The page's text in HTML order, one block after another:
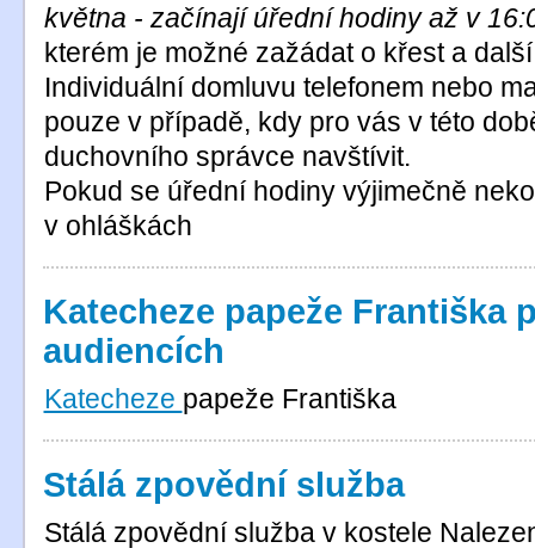
května - začínají úřední hodiny až v
kterém je možné zažádat o křest a
Individuální domluvu telefonem nebo
pouze v případě, kdy pro vás v této
duchovního správce navštívit.
Pokud se úřední hodiny výjimečně
v ohláškách
Katecheze papeže Františka
audiencích
Katecheze papeže Františka
Stálá zpovědní služba
Stálá zpovědní služba v kostele